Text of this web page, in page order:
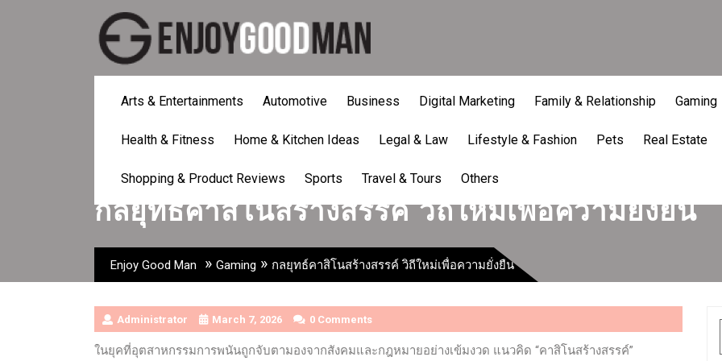
Arts & Entertainments Automotive Business Digital Marketing Family & Relationship Gaming
Health & Fitness Home & Kitchen Ideas Legal & Law Lifestyle & Fashion Pets Real Estate
Shopping & Product Reviews Sports Travel & Tours Others
กลยุทธ์คาสิโนสร้างสรรค์ วิถีใหม่เพื่อความยั่งยืน
Enjoy Good Man » Gaming » กลยุทธ์คาสิโนสร้างสรรค์ วิถีใหม่เพื่อความยั่งยืน
Administrator March 7, 2026 0 Comments
ในยุคที่อุตสาหกรรมการพนันถูกจับตามองจากสังคมและกฎหมายอย่างเข้มงวด แนวคิด “คาสิโนสร้างสรรค์”